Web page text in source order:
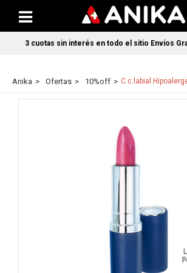
3 cuotas sin interés en todo el sitio Envíos
Anika Ofertas 10%off C.c.labial